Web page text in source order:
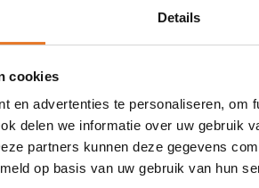
Details
cookies
en advertenties te personaliseren, om
delen we informatie over uw gebruik
partners kunnen deze gegevens
op basis van uw gebruik van hun
Gevello Muuranker XL
16,95
Nog niet gewaardeerd
OP VOORRAAD